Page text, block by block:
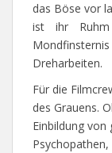
das Böse vor
ist ihr
Dreharbeiten.
Für die
des Grauens.
Einbildung